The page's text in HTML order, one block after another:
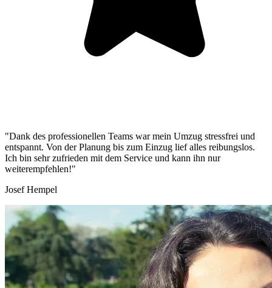
"Dank des professionellen Teams war mein Umzug stressfrei und
entspannt. Von der Planung bis zum Einzug lief alles reibungslos.
Ich bin sehr zufrieden mit dem Service und kann ihn nur
weiterempfehlen!"
Josef Hempel